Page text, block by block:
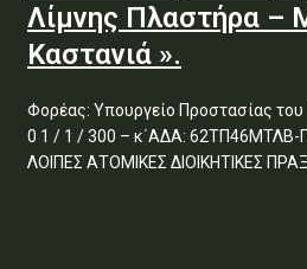
Λίμνης Πλαστήρα –
Καστανιά ».
Φορέας: Υπουργείο Προστασίας
0 1 / 1 / 300 – κ΄ΑΔΑ: 62ΤΠ46ΜΤΛΒ-
ΛΟΙΠΕΣ ΑΤΟΜΙΚΕΣ ΔΙΟΙΚΗΤΙΚΕΣ